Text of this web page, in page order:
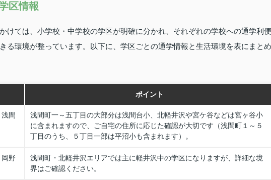
区情報
けては、小学校・中学校の学区が明確に分かれ、それぞれの学校への通学利便
る環境が整っています。以下に、学区ごとの通学情報と生活環境を表にまとめ
ポイント
間
浅間町一～五丁目の大部分は浅間台小、北軽井沢や宮ケ谷などは宮ヶ谷小
に含まれますので、ご自宅の住所に応じた確認が大切です（浅間町１～５
丁目のうち、５丁目一部は平沼小も含まれます）。
岡野
浅間町・北軽井沢エリアでは主に軽井沢中の学区になりますが、詳細な境
界はご確認ください。